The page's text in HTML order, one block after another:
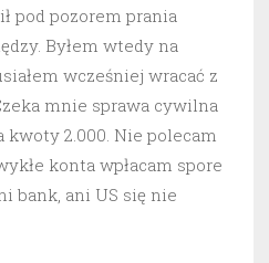
pod pozorem prania
Byłem wtedy na
wcześniej wracać z
mnie sprawa cywilna
kwoty 2.000. Nie polecam
konta wpłacam spore
bank, ani US się nie